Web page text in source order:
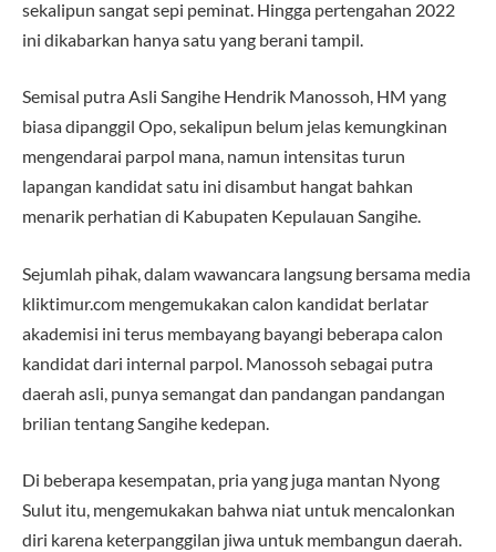
sekalipun sangat sepi peminat. Hingga pertengahan 2022
ini dikabarkan hanya satu yang berani tampil.
Semisal putra Asli Sangihe Hendrik Manossoh, HM yang
biasa dipanggil Opo, sekalipun belum jelas kemungkinan
mengendarai parpol mana, namun intensitas turun
lapangan kandidat satu ini disambut hangat bahkan
menarik perhatian di Kabupaten Kepulauan Sangihe.
Sejumlah pihak, dalam wawancara langsung bersama media
kliktimur.com mengemukakan calon kandidat berlatar
akademisi ini terus membayang bayangi beberapa calon
kandidat dari internal parpol. Manossoh sebagai putra
daerah asli, punya semangat dan pandangan pandangan
brilian tentang Sangihe kedepan.
Di beberapa kesempatan, pria yang juga mantan Nyong
Sulut itu, mengemukakan bahwa niat untuk mencalonkan
diri karena keterpanggilan jiwa untuk membangun daerah.